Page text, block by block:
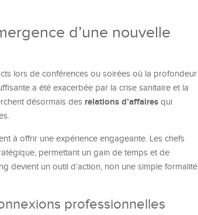
d’une nouvelle
lors de conférences ou soirées où la profondeur
a été exacerbée par la crise sanitaire et la
désormais des relations d’affaires qui
à offrir une expérience engageante. Les chefs
permettant un gain de temps et de
devient un outil d’action, non une simple formalité
professionnelles